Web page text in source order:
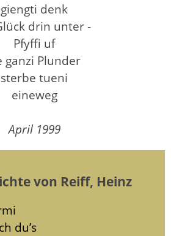
giengti denk
drin unter -
Pfyffi uf
ganzi Plunder
sterbe tueni
eineweg
April 1999
von Reiff, Heinz
du’s